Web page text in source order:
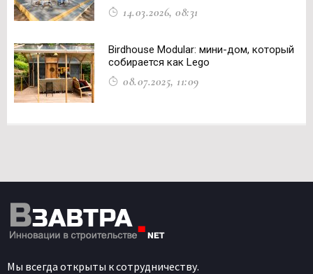
14.03.2026, 08:31
Birdhouse Modular: мини-дом, который
собирается как Lego
08.07.2025, 11:09
Мы всегда открыты к сотрудничеству.